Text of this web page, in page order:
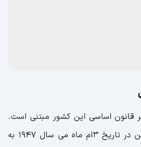
قانون اساسی این کشور مبتنی است.
قانون اساسی کشور ژاپن در تاریخ 3ام ماه می سال 1947 به